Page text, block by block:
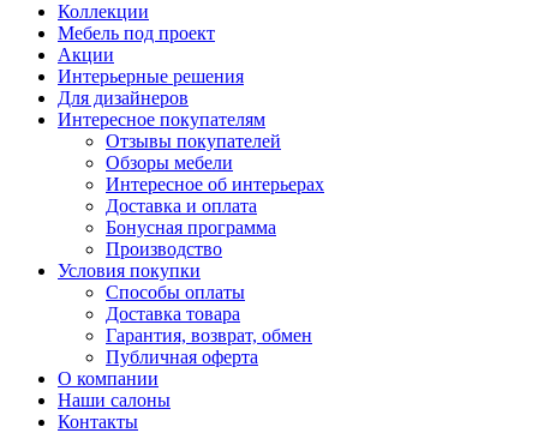
Коллекции
Мебель под проект
Акции
Интерьерные решения
Для дизайнеров
Интересное покупателям
Отзывы покупателей
Обзоры мебели
Интересное об интерьерах
Доставка и оплата
Бонусная программа
Производство
Условия покупки
Способы оплаты
Доставка товара
Гарантия, возврат, обмен
Публичная оферта
О компании
Наши салоны
Контакты